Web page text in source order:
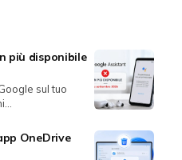
più disponibile
sul tuo
OneDrive